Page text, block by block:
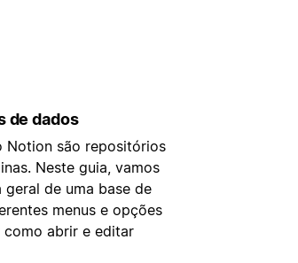
de dados
Notion são repositórios
Neste guia, vamos
de uma base de
menus e opções
abrir e editar